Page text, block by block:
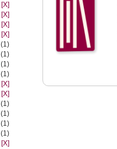
[X]
[X]
[X]
[X]
(1)
(1)
(1)
(1)
[X]
[X]
(1)
(1)
(1)
(1)
[X]